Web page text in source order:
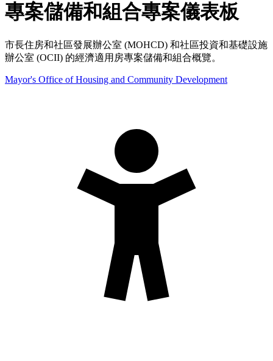
專案儲備和組合專案儀表板
市長住房和社區發展辦公室 (MOHCD) 和社區投資和基礎設施
辦公室 (OCII) 的經濟適用房專案儲備和組合概覽。
Mayor's Office of Housing and Community Development